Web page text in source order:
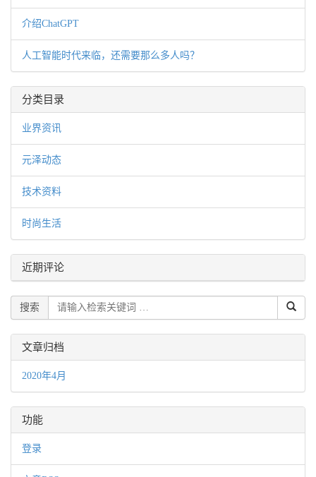
介绍ChatGPT
人工智能时代来临，还需要那么多人吗？
分类目录
业界资讯
元泽动态
技术资料
时尚生活
近期评论
搜索
文章归档
2020年4月
功能
登录